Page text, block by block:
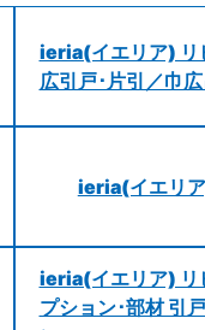
ieria(イエリア) リ
広引戸･片引／巾広
ieria(イエリ
ieria(イエリア) リ
プション･部材 引